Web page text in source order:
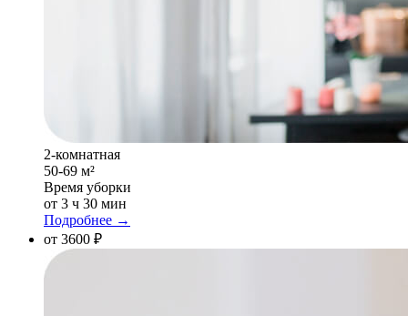
2-комнатная
50-69 м²
Время уборки
от 3 ч 30 мин
Подробнее →
от 3600 ₽